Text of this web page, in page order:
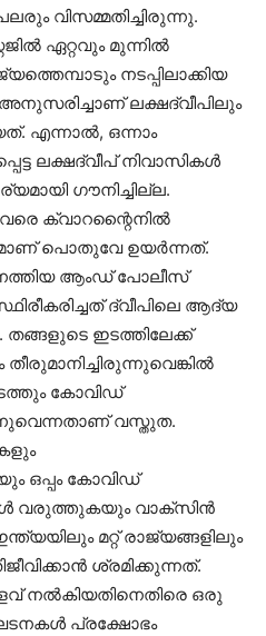
വിസമ്മതിച്ചിരുന്നു.
ഏറ്റവും മുന്നില്‍
നടപ്പിലാക്കിയ
ലക്ഷദ്വീപിലും
എന്നാല്‍, ഒന്നാം
ലക്ഷദ്വീപ് നിവാസികള്‍
ഗൗനിച്ചില്ല.
ക്വാറന്റൈനില്‍
പൊതുവേ ഉയര്‍ന്നത്.
ആംഡ് പോലീസ്
ദ്വീപിലെ ആദ്യ
തങ്ങളുടെ ഇടത്തിലേക്ക്
കോവിഡ്
വസ്തുത.
ഒപ്പം കോവിഡ്
വരുത്തുകയും വാക്‌സിന്‍
മറ്റ് രാജ്യങ്ങളിലും
ശ്രമിക്കുന്നത്.
നല്‍കിയതിനെതിരെ ഒരു
പ്രക്ഷോഭം